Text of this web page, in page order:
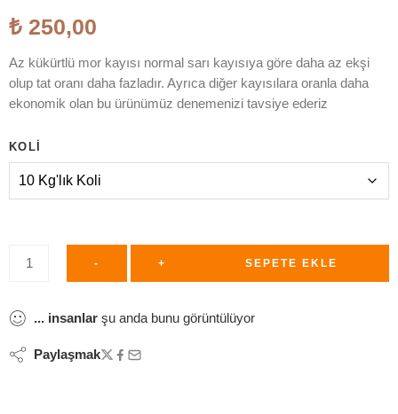
puanına
dayanarak
5 üzerinden
5.00
puan
₺ 250,00
Az kükürtlü mor kayısı normal sarı kayısıya göre daha az ekşi
olup tat oranı daha fazladır. Ayrıca diğer kayısılara oranla daha
ekonomik olan bu ürünümüz denemenizi tavsiye ederiz
KOLI
- + SEPETE EKLE
... insanlar şu anda bunu görüntülüyor
Paylaşmak